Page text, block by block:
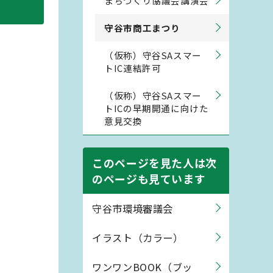
守谷市商工まつり
（仮称）守谷SAスマー
トIC連結許可
（仮称）守谷SAスマー
トICの早期開通に向けた
意見交換
このページを見た人は次
のページも見ています
守谷市環境審議会
イラスト（カラー）
ワンワンBOOK（ブッ